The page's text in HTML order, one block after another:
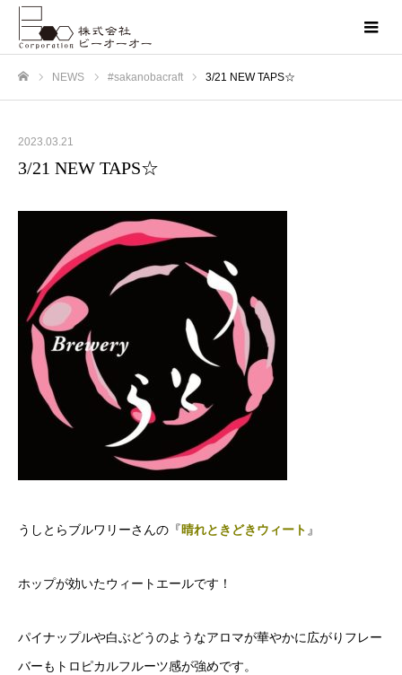
NEWS #sakanobacraft 3/21 NEW TAPS☆
2023.03.21
3/21 NEW TAPS☆
うしとらブルワリーさんの『晴れときどきウィート 』
ホップが効いたウィートエールです！
パイナップルや白ぶどうのようなアロマが華やかに広がりフレー
バーもトロピカルフルーツ感が強めです。